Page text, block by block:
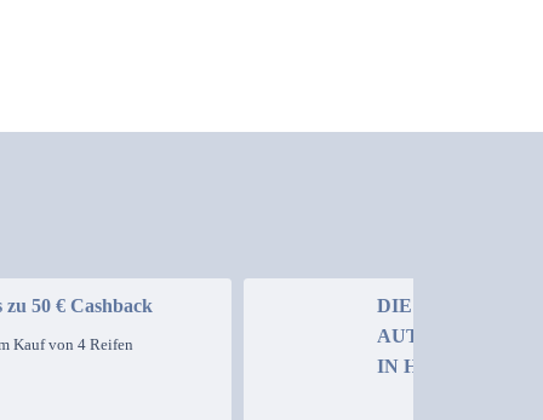
zu 50 € Cashback
Kauf von 4 Reifen
DIE
IN HALLE